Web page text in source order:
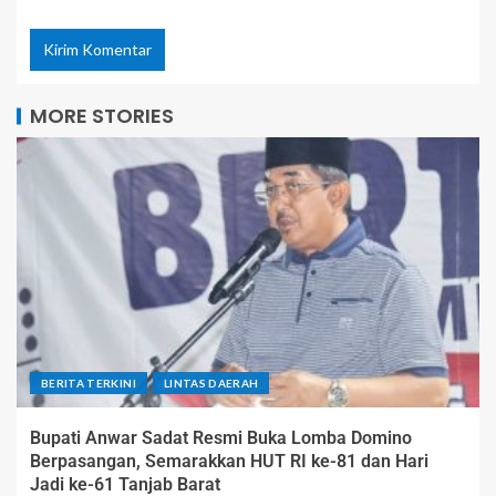
MORE STORIES
BERITA TERKINI LINTAS DAERAH
Bupati Anwar Sadat Resmi Buka Lomba Domino
Berpasangan, Semarakkan HUT RI ke-81 dan Hari
Jadi ke-61 Tanjab Barat